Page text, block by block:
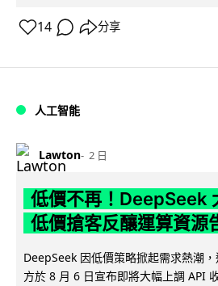
14 分享
人工智能
Lawton 2 日
低價不再！DeepSeek
低價搶客反釀運算資源
DeepSeek 因低價策略掀起需求熱潮
方於 8 月 6 日宣布即將大幅上調 API